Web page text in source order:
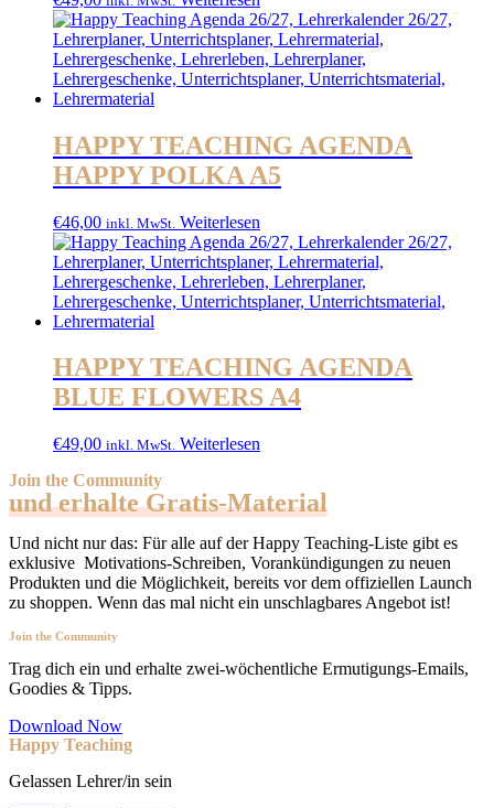
HAPPY TEACHING AGENDA
HAPPY POLKA A5
€46,00 inkl. MwSt. Weiterlesen
HAPPY TEACHING AGENDA
BLUE FLOWERS A4
€49,00 inkl. MwSt. Weiterlesen
Join the Community
und erhalte Gratis-Material
Und nicht nur das: Für alle auf der Happy Teaching-Liste gibt es
exklusive Motivations-Schreiben, Vorankündigungen zu neuen
Produkten und die Möglichkeit, bereits vor dem offiziellen Launch
zu shoppen. Wenn das mal nicht ein unschlagbares Angebot ist!
Join the Community
Trag dich ein und erhalte zwei-wöchentliche Ermutigungs-Emails,
Goodies & Tipps.
Download Now
Happy Teaching
Gelassen Lehrer/in sein